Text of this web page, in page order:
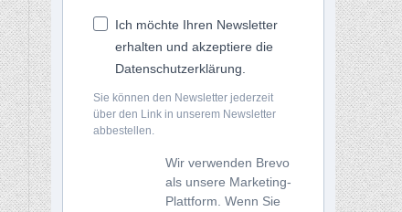
Ich möchte Ihren Newsletter
erhalten und akzeptiere die
Datenschutzerklärung.
Sie können den Newsletter jederzeit
über den Link in unserem Newsletter
abbestellen.
Wir verwenden Brevo
als unsere Marketing-
Plattform. Wenn Sie